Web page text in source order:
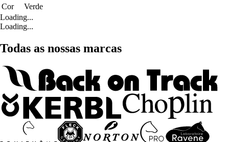
Cor
Verde
Loading...
Loading...
Todas as nossas marcas